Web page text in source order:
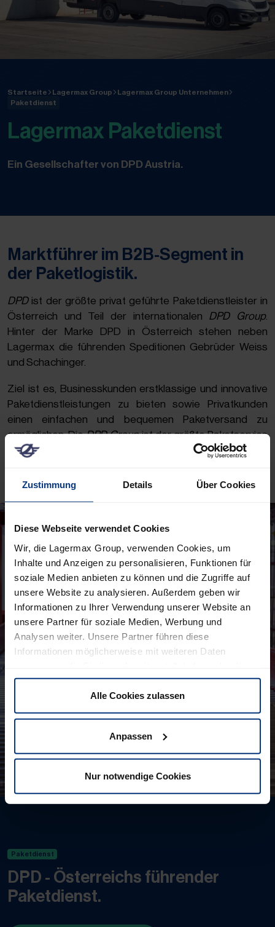
Zustimmung Details Über Cookies
Diese Webseite verwendet Cookies
Wir, die Lagermax Group, verwenden Cookies, um
Inhalte und Anzeigen zu personalisieren, Funktionen für
soziale Medien anbieten zu können und die Zugriffe auf
unsere Website zu analysieren. Außerdem geben wir
Informationen zu Ihrer Verwendung unserer Website an
unsere Partner für soziale Medien, Werbung und
Analysen weiter. Unsere Partner führen diese
Informationen möglicherweise mit weiteren Daten
sie im Rahmen Ihrer Nutzung der Dienste gesammelt
haben. Sie können selbst entscheiden, welche Cookies
wir verwenden dürfen. Natürlich haben Sie jederzeit die
Alle Cookies zulassen
Anpassen
Nur notwendige Cookies
Startseite Lagermax Group
Lagermax Group Unternehmen
Paketdienst
Lagermax Paketdienst
Ein Gesellschafter von DPD Austria.
Marktführer im B2B-Segment in
der Paketlogistik.
DPD ist der größte privat geführte Paketdienstleister in
Österreich und Teil der internationalen DPD Group.
Hinter der Marke DPD in Österreich stehen neben
Lagermax die führenden Speditionen Gebrüder Weiss
und Schachinger.
Ziel ist es, Businesskunden erstklassige und innovative
Paketdienstleistungen zu bieten sowie Privatkunden
einen einfachen und bequemen Paketversand zu
ermöglichen. DieDPD Groupist der größte Paketservice
in Europa, welcher jährlich um die 2,1 Milliarden Pakete
Paketdienst
DPD - Österreichs führender
Paketdienst.